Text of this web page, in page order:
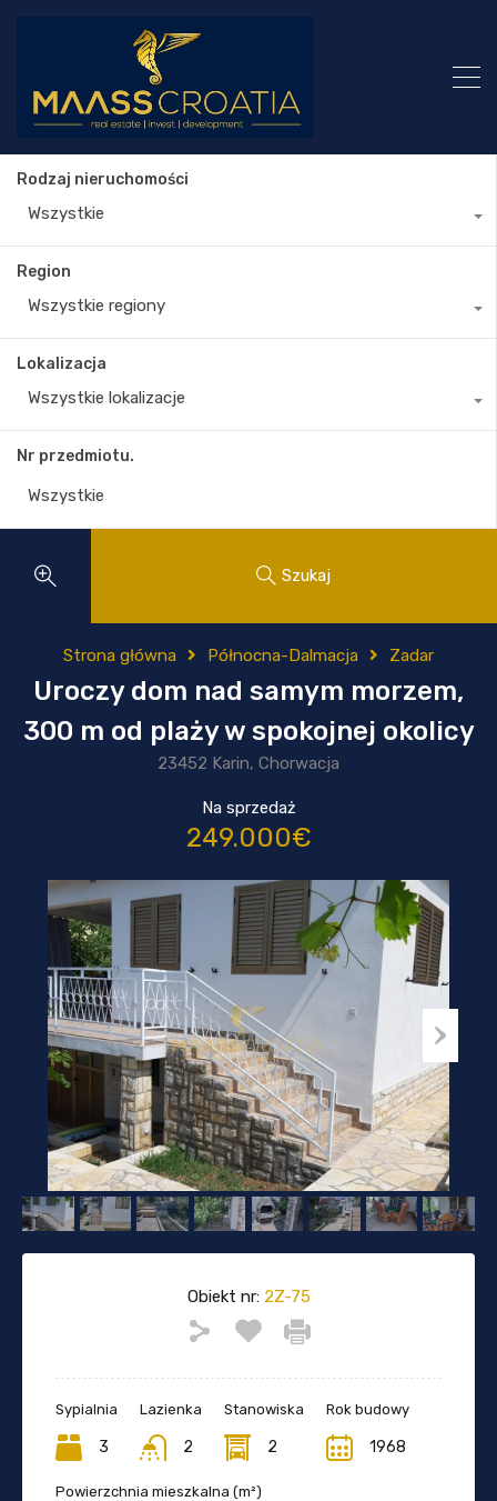
Rodzaj nieruchomości
Wszystkie
Region
Wszystkie regiony
Lokalizacja
Wszystkie lokalizacje
Nr przedmiotu.
Szukaj
Strona główna Północna-Dalmacja Zadar
Uroczy dom nad samym morzem,
300 m od plaży w spokojnej okolicy
23452 Karin, Chorwacja
Na sprzedaż
249.000€
Obiekt nr:2Z-75
Sypialnia
3
Lazienka
2
Stanowiska
2
Rok budowy
1968
Powierzchnia mieszkalna (m²)